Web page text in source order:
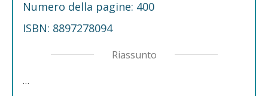
Numero della pagine: 400
ISBN: 8897278094
Riassunto
…